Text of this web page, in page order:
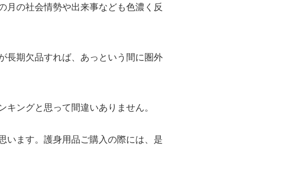
月の社会情勢や出来事なども色濃く反
長期欠品すれば、あっという間に圏外
ングと思って間違いありません。
います。護身用品ご購入の際には、是